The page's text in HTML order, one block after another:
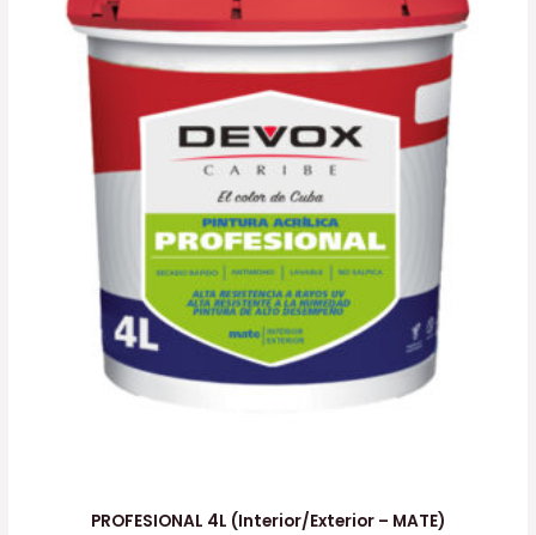
PROFESIONAL 4L (Interior/Exterior – MATE)